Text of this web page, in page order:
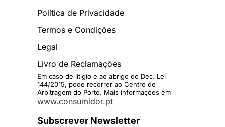
Política de Privacidade
Termos e Condições
Legal
Livro de Reclamações
Em caso de litigio e ao abrigo do Dec. Lei
144/2015, pode recorrer ao Centro de
Arbitragem do Porto. Mais informações em
www.consumidor.pt
Subscrever Newsletter